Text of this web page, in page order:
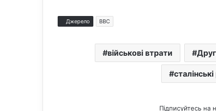
Джерело BBC
військові втрати
Підписуйтесь на